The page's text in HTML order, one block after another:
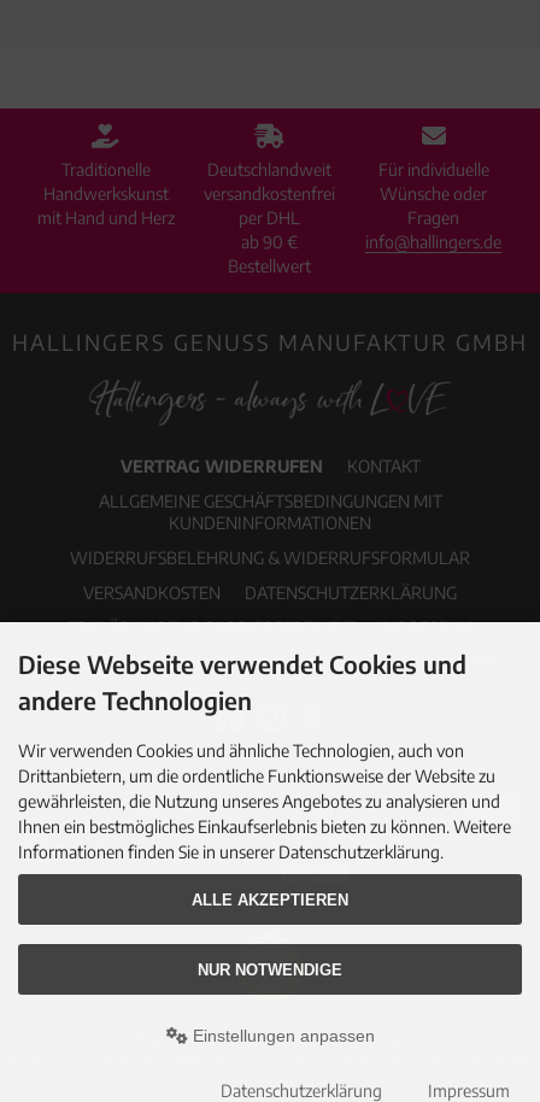
Traditionelle
Handwerkskunst
mit Hand und Herz
Deutschlandweit
versandkostenfrei
per DHL
ab 90 €
Bestellwert
Für individuelle
Wünsche oder
Fragen
info@hallingers.de
HALLINGERS GENUSS MANUFAKTUR GMBH
VERTRAG WIDERRUFEN
KONTAKT
ALLGEMEINE GESCHÄFTSBEDINGUNGEN MIT
KUNDENINFORMATIONEN
WIDERRUFSBELEHRUNG & WIDERRUFSFORMULAR
VERSANDKOSTEN
DATENSCHUTZERKLÄRUNG
ERKLÄRUNG ZUR BARRIEREFREIHEIT
IMPRESSUM
COOKIE EINSTELLUNGEN
PDF-KATALOG NEWSLETTER
© 2026 Hallingers Genuss Manufaktur GmbH • All rights reserved
Rehm Webdesign
Diese Webseite verwendet Cookies und
andere Technologien
Wir verwenden Cookies und ähnliche Technologien, auch von
Drittanbietern, um die ordentliche Funktionsweise der Website zu
gewährleisten, die Nutzung unseres Angebotes zu analysieren und
Ihnen ein bestmögliches Einkaufserlebnis bieten zu können. Weitere
Informationen finden Sie in unserer Datenschutzerklärung.
ALLE AKZEPTIEREN
NUR NOTWENDIGE
Einstellungen anpassen
Datenschutzerklärung Impressum